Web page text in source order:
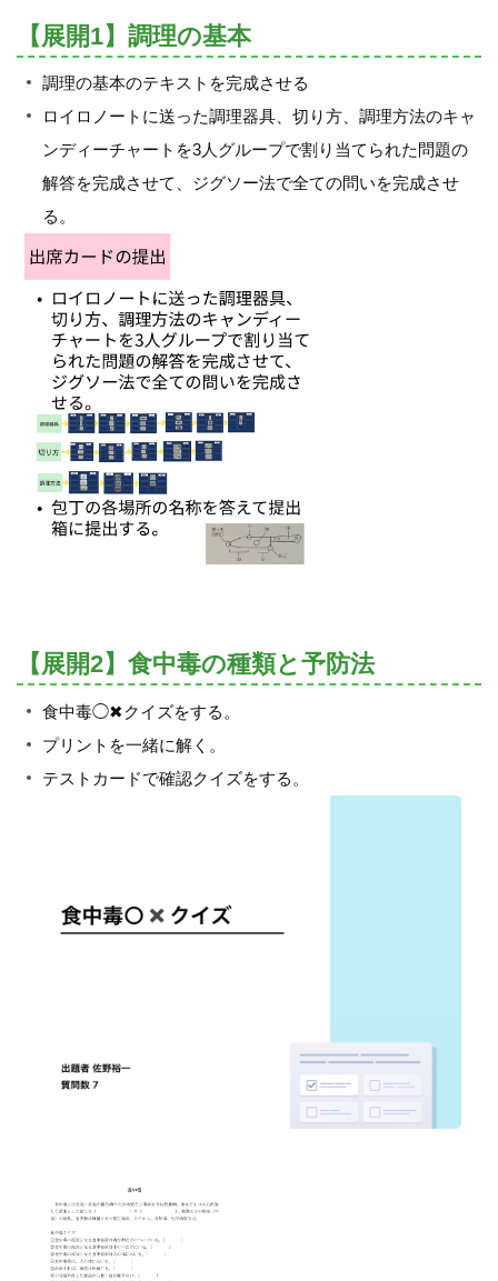
【展開1】調理の基本
調理の基本のテキストを完成させる
ロイロノートに送った調理器具、切り方、調理方法のキャ
ンディーチャートを3人グループで割り当てられた問題の
解答を完成させて、ジグソー法で全ての問いを完成させ
る。
【展開2】食中毒の種類と予防法
食中毒◯✖︎クイズをする。
プリントを一緒に解く。
テストカードで確認クイズをする。